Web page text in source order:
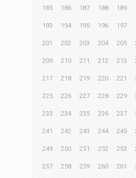
185 186 187 188 189
193 194 195 196 197
201 202 203 204 205
209 210 211 212 213
217 218 219 220 221
225 226 227 228 229
233 234 235 236 237
241 242 243 244 245
249 250 251 252 253
257 258 259 260 261